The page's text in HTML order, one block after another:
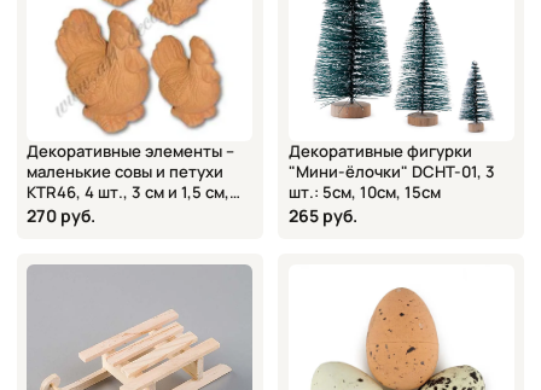
Декоративные элементы –
маленькие совы и петухи
KTR46, 4 шт., 3 см и 1,5 см,
глина, Stamperia
270 руб.
Декоративные фигурки
"Мини-ёлочки" DCHT-01, 3
шт.: 5см, 10см, 15см
265 руб.